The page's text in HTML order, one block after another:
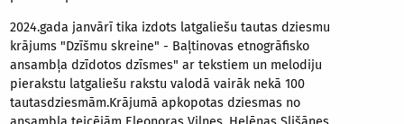
2024.gada janvārī tika izdots latgaliešu tautas dziesmu
krājums "Dzīšmu skreine" - Baļtinovas etnogrāfisko
ansambļa dzīdotos dzīsmes" ar tekstiem un melodiju
pierakstu latgaliešu rakstu valodā vairāk nekā 100
tautasdziesmām.Krājumā apkopotas dziesmas no